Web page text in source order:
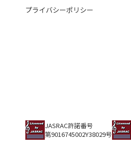
プライバシーポリシー
JASRAC許諾番号
第9016745002Y38029号